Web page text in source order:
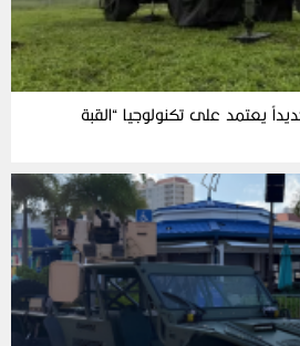
يعتمد على تكنولوجيا “القبة